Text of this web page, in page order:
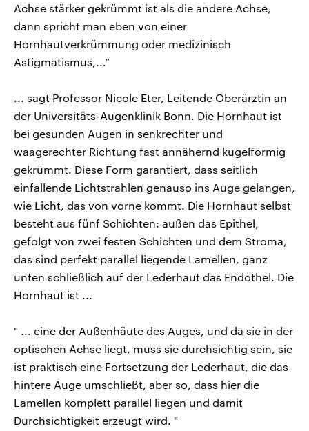
Achse stärker gekrümmt ist als die andere Achse,
dann spricht man eben von einer
Hornhautverkrümmung oder medizinisch
Astigmatismus,...“
... sagt Professor Nicole Eter, Leitende Oberärztin an
der Universitäts-Augenklinik Bonn. Die Hornhaut ist
bei gesunden Augen in senkrechter und
waagerechter Richtung fast annähernd kugelförmig
gekrümmt. Diese Form garantiert, dass seitlich
einfallende Lichtstrahlen genauso ins Auge gelangen,
wie Licht, das von vorne kommt. Die Hornhaut selbst
besteht aus fünf Schichten: außen das Epithel,
gefolgt von zwei festen Schichten und dem Stroma,
das sind perfekt parallel liegende Lamellen, ganz
unten schließlich auf der Lederhaut das Endothel. Die
Hornhaut ist ...
" ... eine der Außenhäute des Auges, und da sie in der
optischen Achse liegt, muss sie durchsichtig sein, sie
ist praktisch eine Fortsetzung der Lederhaut, die das
hintere Auge umschließt, aber so, dass hier die
Lamellen komplett parallel liegen und damit
Durchsichtigkeit erzeugt wird. "